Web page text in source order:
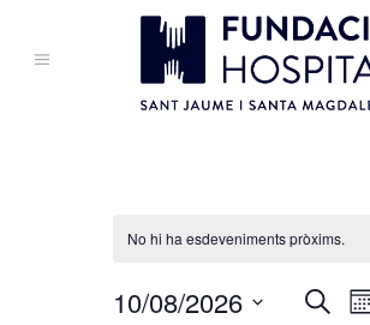
No hi ha esdeveniments pròxims.
Cerca
10/08/2026